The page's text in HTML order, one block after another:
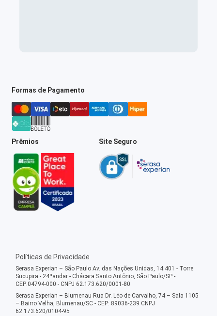
Formas de Pagamento
Prêmios Site Seguro
Políticas de Privacidade
Serasa Experian – São Paulo Av. das Nações Unidas, 14.401 - Torre
Sucupira - 24ºandar - Chácara Santo Antônio, São Paulo/SP -
CEP:04794-000 - CNPJ 62.173.620/0001-80
Serasa Experian – Blumenau Rua Dr. Léo de Carvalho, 74 – Sala 1105
– Bairro Velha, Blumenau/SC - CEP: 89036-239 CNPJ
62.173.620/0104-95